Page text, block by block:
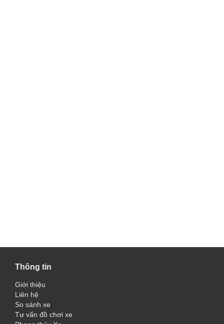
Thông tin
Giới thiệu
Liên hệ
So sánh xe
Tư vấn đồ chơi xe